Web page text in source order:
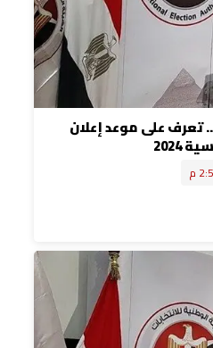
تعرف على موعد إعلان
2024